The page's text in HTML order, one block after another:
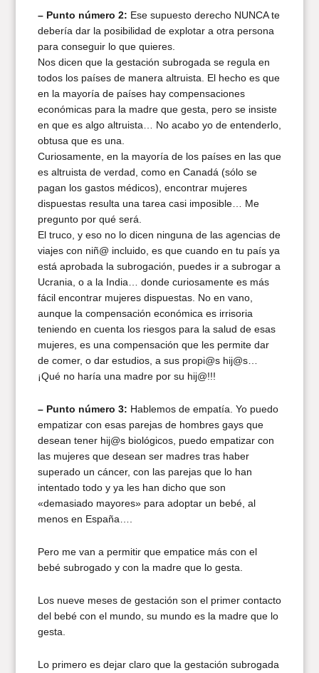
– Punto número 2: Ese supuesto derecho NUNCA te
debería dar la posibilidad de explotar a otra persona
para conseguir lo que quieres.
Nos dicen que la gestación subrogada se regula en
todos los países de manera altruista. El hecho es que
en la mayoría de países hay compensaciones
económicas para la madre que gesta, pero se insiste
en que es algo altruista… No acabo yo de entenderlo,
obtusa que es una.
Curiosamente, en la mayoría de los países en las que
es altruista de verdad, como en Canadá (sólo se
pagan los gastos médicos), encontrar mujeres
dispuestas resulta una tarea casi imposible… Me
pregunto por qué será.
El truco, y eso no lo dicen ninguna de las agencias de
viajes con niñ@ incluido, es que cuando en tu país ya
está aprobada la subrogación, puedes ir a subrogar a
Ucrania, o a la India… donde curiosamente es más
fácil encontrar mujeres dispuestas. No en vano,
aunque la compensación económica es irrisoria
teniendo en cuenta los riesgos para la salud de esas
mujeres, es una compensación que les permite dar
de comer, o dar estudios, a sus propi@s hij@s…
¡Qué no haría una madre por su hij@!!!
– Punto número 3: Hablemos de empatía. Yo puedo
empatizar con esas parejas de hombres gays que
desean tener hij@s biológicos, puedo empatizar con
las mujeres que desean ser madres tras haber
superado un cáncer, con las parejas que lo han
intentado todo y ya les han dicho que son
«demasiado mayores» para adoptar un bebé, al
menos en España….
Pero me van a permitir que empatice más con el
bebé subrogado y con la madre que lo gesta.
Los nueve meses de gestación son el primer contacto
del bebé con el mundo, su mundo es la madre que lo
gesta.
Lo primero es dejar claro que la gestación subrogada